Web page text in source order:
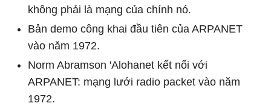
không phải là mạng của chính nó.
Bản demo công khai đầu tiên của ARPANET
vào năm 1972.
Norm Abramson 'Alohanet kết nối với
ARPANET: mạng lưới radio packet vào năm
1972.